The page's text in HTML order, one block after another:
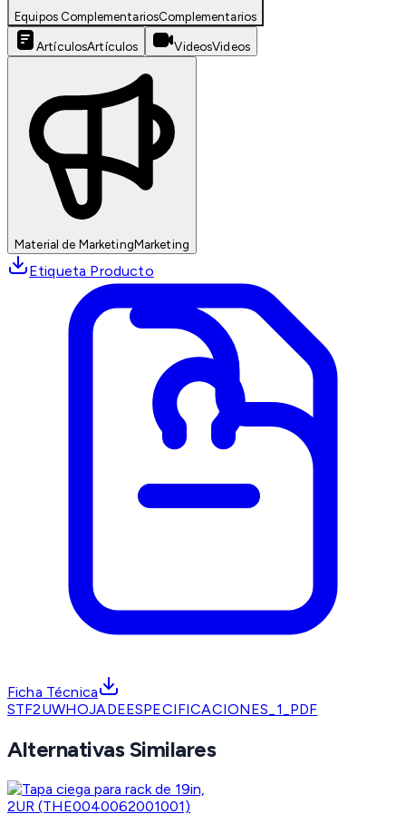
Equipos ComplementariosComplementarios
ArtículosArtículos VideosVideos
Material de MarketingMarketing
Etiqueta Producto
Ficha Técnica
STF2UWHOJADEESPECIFICACIONES_1_PDF
Alternativas Similares